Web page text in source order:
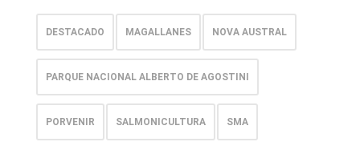
DESTACADO MAGALLANES NOVA AUSTRAL
PARQUE NACIONAL ALBERTO DE AGOSTINI
PORVENIR SALMONICULTURA SMA